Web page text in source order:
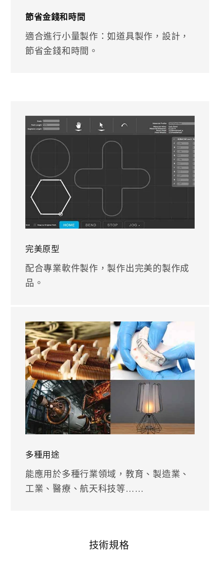
節省金錢和時間
適合進行小量製作：如道具製作，設計，
節省金錢和時間。
完美原型
配合專業軟件製作，製作出完美的製作成
品。
多種用途
能應用於多種行業領域，教育、製造業、
工業、醫療、航天科技等……
技術規格